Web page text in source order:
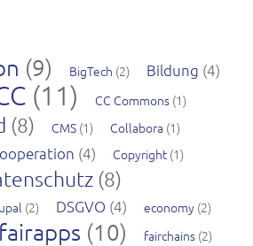
(9) BigTech (2) Bildung (4)
(11) CC Commons (1)
(8) CMS (1) Collabora (1)
(4) Copyright (1)
(8)
(2) DSGVO (4) economy (2)
fairapps (10) fairchains (2)